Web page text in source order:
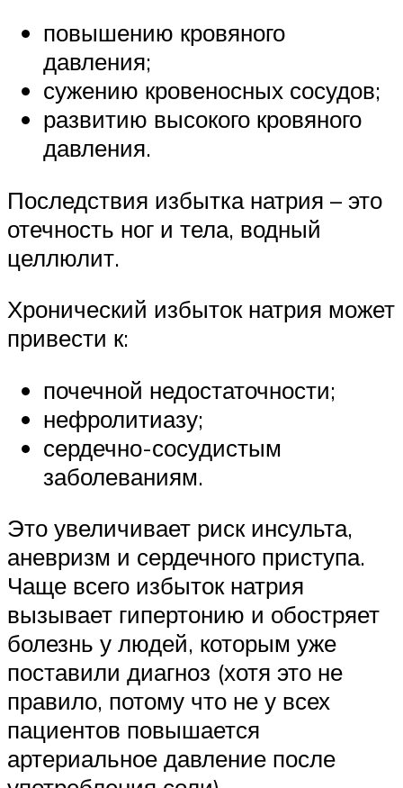
повышению кровяного
давления;
сужению кровеносных сосудов;
развитию высокого кровяного
давления.
Последствия избытка натрия – это
отечность ног и тела, водный
целлюлит.
Хронический избыток натрия может
привести к:
почечной недостаточности;
нефролитиазу;
сердечно-сосудистым
заболеваниям.
Это увеличивает риск инсульта,
аневризм и сердечного приступа.
Чаще всего избыток натрия
вызывает гипертонию и обостряет
болезнь у людей, которым уже
поставили диагноз (хотя это не
правило, потому что не у всех
пациентов повышается
артериальное давление после